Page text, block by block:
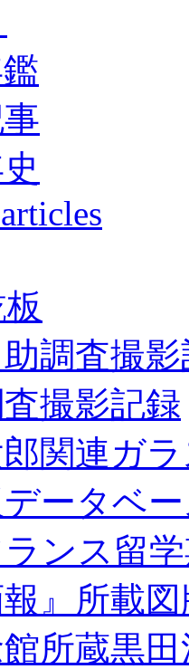
調査撮
撮影記録
関連ガ
ータベ
ンス留
報』所載
所蔵黒